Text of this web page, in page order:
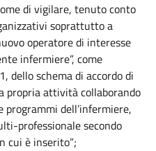
di vigilare, tenuto conto
soprattutto a
operatore di interesse
infermiere”, come
dello schema di accordo di
propria attività collaborando
dell’infermiere,
professionale secondo
cui è inserito”;